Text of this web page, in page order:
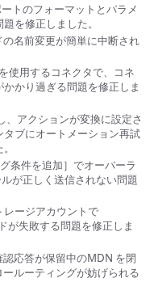
トのフォーマットとパラメ
を修正しました。
名前変更が簡単に中断され
使用するコネクタで、コネ
かり過ぎる問題を修正しま
、アクションが変換に設定さ
ブにオートメーション再試
条件を追加］でオーバーラ
が正しく送信されない問題
ージアカウントで
が失敗する問題を修正しま
応答が保留中のMDN を閉
ルーティングが妨げられる